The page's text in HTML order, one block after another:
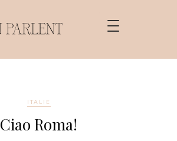
ITALIE
Ciao Roma!